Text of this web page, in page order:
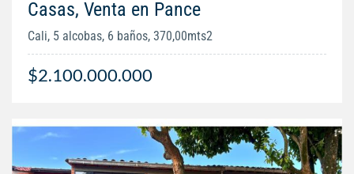
Casas, Venta en Pance
Cali, 5 alcobas, 6 baños, 370,00mts2
$2.100.000.000